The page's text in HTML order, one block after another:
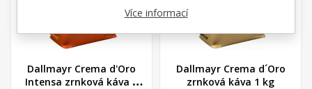
Dallmayr Crema d'Oro
Intensa zrnková káva 1
Dallmayr Crema d´Oro
zrnková káva 1 kg
Více informací